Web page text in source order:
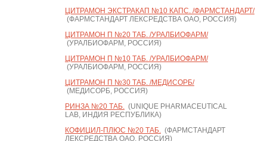
ЦИТРАМОН ЭКСТРАКАП №10 КАПС. /ФАРМСТАНДАРТ/
(ФАРМСТАНДАРТ ЛЕКСРЕДСТВА ОАО, РОССИЯ)
ЦИТРАМОН П №20 ТАБ. /УРАЛБИОФАРМ/
(УРАЛБИОФАРМ, РОССИЯ)
ЦИТРАМОН П №10 ТАБ. /УРАЛБИОФАРМ/
(УРАЛБИОФАРМ, РОССИЯ)
ЦИТРАМОН П №30 ТАБ. /МЕДИСОРБ/
(МЕДИСОРБ, РОССИЯ)
РИНЗА №20 ТАБ.(UNIQUE PHARMACEUTICAL
LAB, ИНДИЯ РЕСПУБЛИКА)
КОФИЦИЛ-ПЛЮС №20 ТАБ.(ФАРМСТАНДАРТ
ЛЕКСРЕДСТВА ОАО, РОССИЯ)